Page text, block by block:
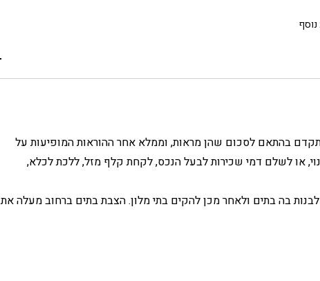
כסף הנקוב בהוראות, כל משתתף בתורו מטיל את 2 הקוביות ומתקדם בהתאם לסכום שהן מראות, וממלא אחר ההוראות המופיעות על
או לשלם דמי שכירות לבעל הנכס, לקחת קלף מזל, ללכת לכלא,
בה בתים ולאחר מכן להקים בתי מלון. הצבת בתים ברחוב מעלה את